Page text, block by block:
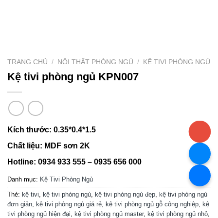
TRANG CHỦ / NỘI THẤT PHÒNG NGỦ / KỆ TIVI PHÒNG NGỦ
Kệ tivi phòng ngủ KPN007
Kích thước: 0.35*0.4*1.5
Chất liệu: MDF sơn 2K
Hotline: 0934 933 555 – 0935 656 000
Danh mục: Kệ Tivi Phòng Ngủ
Thẻ: kệ tivi,kệ tivi phòng ngủ,kệ tivi phòng ngủ đẹp,kệ tivi phòng ngủ
đơn giản, kệ tivi phòng ngủ giá rẻ,kệ tivi phòng ngủ gỗ công nghiệp,kệ
tivi phòng ngủ hiện đại, kệ tivi phòng ngủ master,kệ tivi phòng ngủ nhỏ,